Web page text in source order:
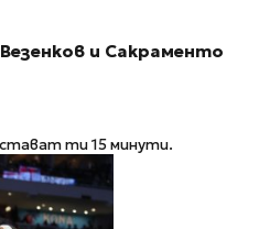
и Сакраменто
ти 15 минути.